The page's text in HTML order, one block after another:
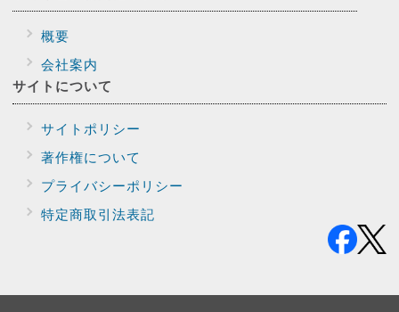
概要
会社案内
サイトについて
サイトポリシー
著作権について
プライバシーポリシー
特定商取引法表記